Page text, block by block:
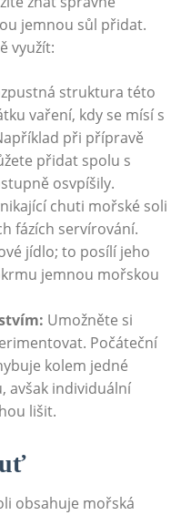
jemnou sůl přidat.
využít:
struktura této
vaření, kdy se mísí s
při přípravě
přidat spolu s
osvpíšily.
chuti mořské soli
fázích servírování.
jídlo; to posílí jeho
jemnou mořskou
Umožněte si
Počáteční
kolem jedné
avšak individuální
lišit.
obsahuje mořská